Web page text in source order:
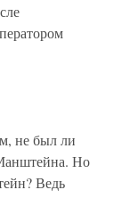
не был ли
Но
Ведь